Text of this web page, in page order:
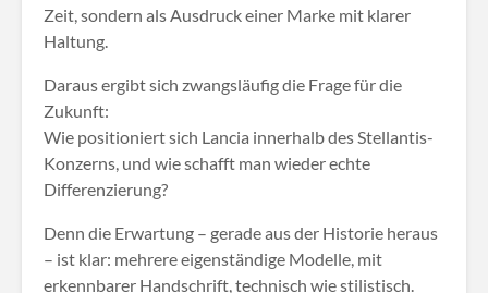
Zeit, sondern als Ausdruck einer Marke mit klarer
Haltung.
Daraus ergibt sich zwangsläufig die Frage für die
Zukunft:
Wie positioniert sich Lancia innerhalb des Stellantis-
Konzerns, und wie schafft man wieder echte
Differenzierung?
Denn die Erwartung – gerade aus der Historie heraus
– ist klar: mehrere eigenständige Modelle, mit
erkennbarer Handschrift, technisch wie stilistisch.